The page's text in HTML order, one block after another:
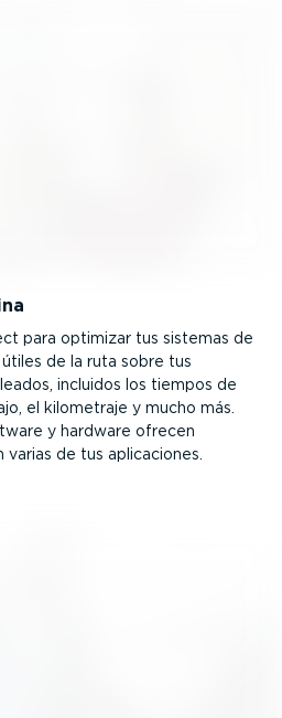
para optimizar tus sistemas de
de la ruta sobre tus
incluidos los tiempos de
el kilometraje y mucho más.
y hardware ofrecen
de tus aplica­ciones.